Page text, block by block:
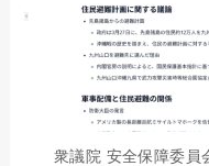
衆議院 安全保障委員